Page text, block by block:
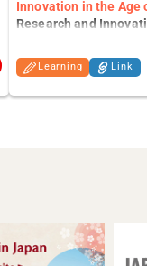
Innovation in the Age
Research and
Learning Link